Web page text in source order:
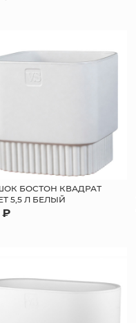
БОСТОН КВАДРАТ
5,5 Л БЕЛЫЙ
₽